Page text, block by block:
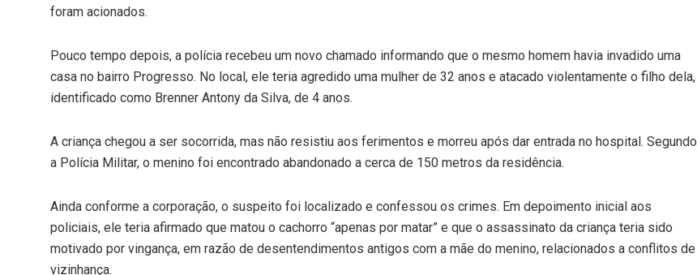
foram acionados.
Pouco tempo depois, a polícia recebeu um novo chamado informando que o mesmo homem havia invadido uma
casa no bairro Progresso. No local, ele teria agredido uma mulher de 32 anos e atacado violentamente o filho dela,
identificado como Brenner Antony da Silva, de 4 anos.
A criança chegou a ser socorrida, mas não resistiu aos ferimentos e morreu após dar entrada no hospital. Segundo
a Polícia Militar, o menino foi encontrado abandonado a cerca de 150 metros da residência.
Ainda conforme a corporação, o suspeito foi localizado e confessou os crimes. Em depoimento inicial aos
policiais, ele teria afirmado que matou o cachorro “apenas por matar” e que o assassinato da criança teria sido
motivado por vingança, em razão de desentendimentos antigos com a mãe do menino, relacionados a conflitos de
vizinhança.